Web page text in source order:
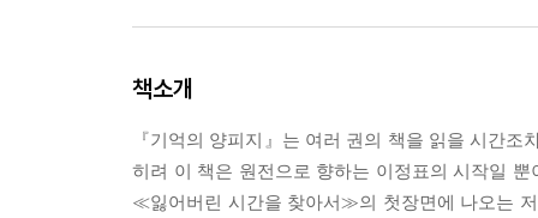
책소개
『기억의 양피지』는 여러 권의 책을 읽을 시간
히려 이 책은 원전으로 향하는 이정표의 시작일
≪잃어버린 시간을 찾아서≫의 첫장면에 나오는